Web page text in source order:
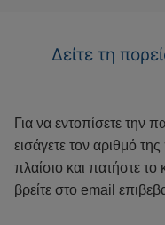
Δείτε τη
Για να εντοπίσετε την
εισάγετε τον αριθμό
πλαίσιο και πατήστε
βρείτε στο email